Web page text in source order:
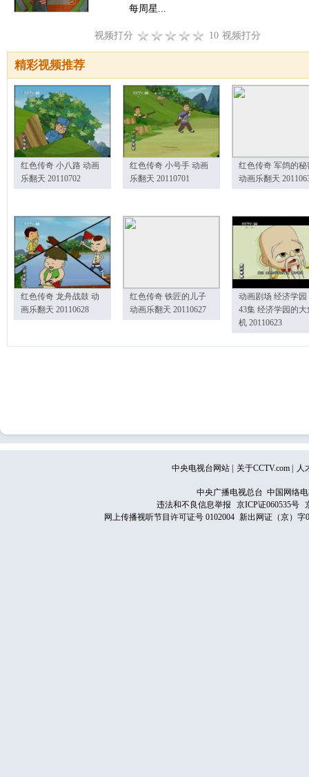
每周星...
视频打分 10 视频打分
精彩视频推荐
红色传奇 小八路 动画
乐翻天 20110702
红色传奇 小号手 动画
乐翻天 20110701
红色传奇 军鸽的秘
动画乐翻天
红色传奇 龙舟战鼓 动
画乐翻天 20110628
红色传奇 铁匠的儿子
动画乐翻天 20110627
动画剧场 经济学园
43集 经济学园的大
机 20110623
中央电视台网站 关于CCTV.com 人
中央广播电视总台 中国网络
违法和不良信息举报
京ICP证060535号
网上传播视听节目许可证号 0102004 新出网证（京）